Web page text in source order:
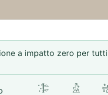
a impatto zero per